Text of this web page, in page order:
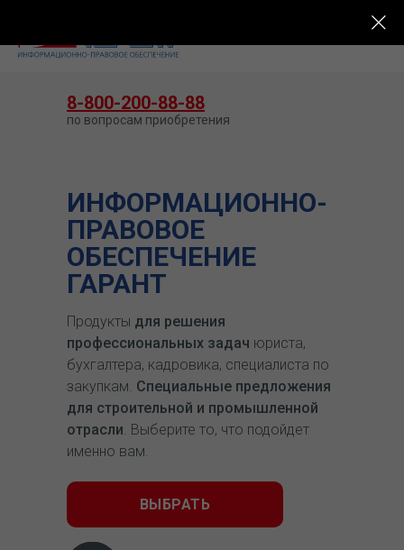
ИНФОРМАЦИОННО-
ПРАВОВОЕ
ОБЕСПЕЧЕНИЕ
ГАРАНТ
Продукты для решения
профессиональных задач юриста,
бухгалтера, кадровика, специалиста по
закупкам. Специальные предложения
для строительной и промышленной
отрасли. Выберите то, что подойдет
именно вам.
ВЫБРАТЬ
8-800-200-88-88
по вопросам приобретения